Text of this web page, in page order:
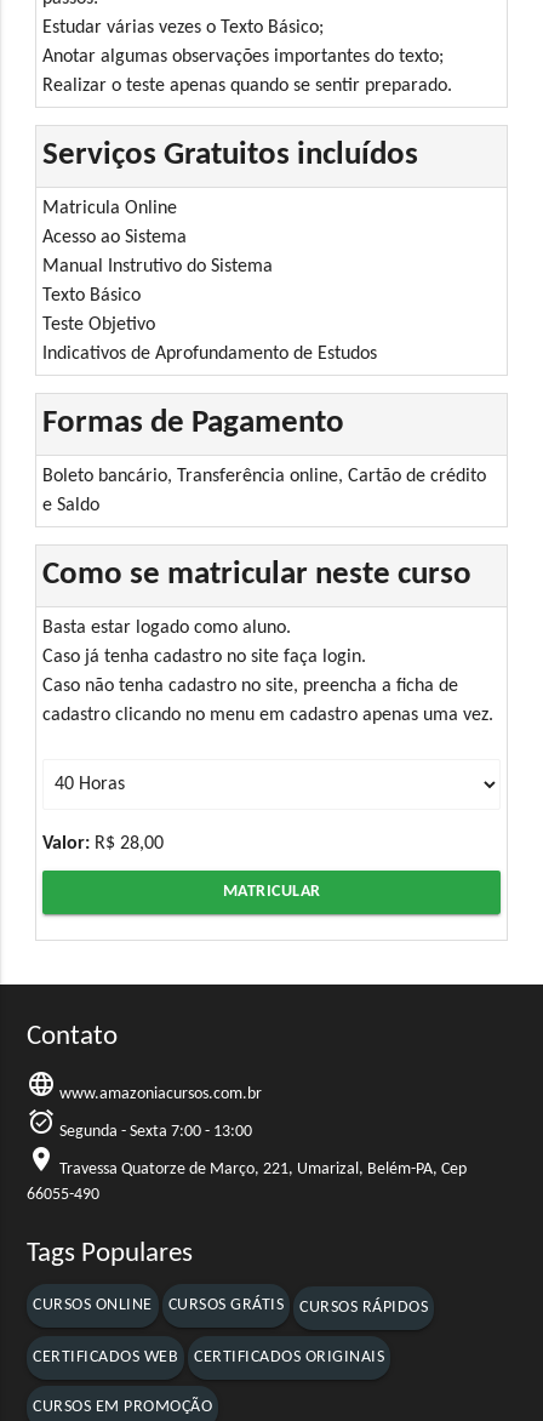
Estudar várias vezes o Texto Básico;
Anotar algumas observações importantes do texto;
Realizar o teste apenas quando se sentir preparado.
Serviços Gratuitos incluídos
Matricula Online
Acesso ao Sistema
Manual Instrutivo do Sistema
Texto Básico
Teste Objetivo
Indicativos de Aprofundamento de Estudos
Formas de Pagamento
Boleto bancário, Transferência online, Cartão de crédito
e Saldo
Como se matricular neste curso
Basta estar logado como aluno.
Caso já tenha cadastro no site faça login.
Caso não tenha cadastro no site, preencha a ficha de
cadastro clicando no menu em cadastro apenas uma vez.
Valor: R$ 28,00
MATRICULAR
Contato
language www.amazoniacursos.com.br
alarm_on Segunda - Sexta 7:00 - 13:00
location_on Travessa Quatorze de Março, 221, Umarizal, Belém-PA, Cep
66055-490
Tags Populares
CURSOS ONLINE CURSOS GRÁTIS CURSOS RÁPIDOS
CERTIFICADOS WEB CERTIFICADOS ORIGINAIS
CURSOS EM PROMOÇÃO